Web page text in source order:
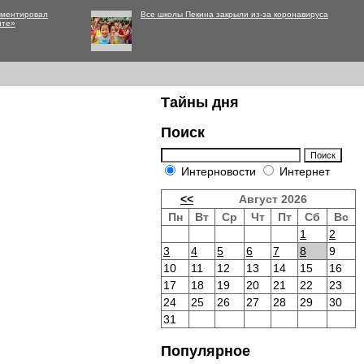
Все школы Пекина закрыли из-за коронавируса
Тайны дня
Поиск
Интерновости Интернет
<<
Август 2026
Пн
Вт Ср Чт Пт Сб
Вс
1
2
3
4 5 6 7 8
9
10
11 12 13 14 15
16
17
18 19 20 21 22
23
24
25 26 27 28 29
30
31
Популярное